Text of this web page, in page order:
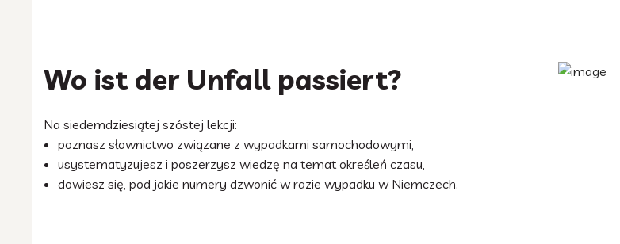
Wo ist der Unfall passiert?
Na siedemdziesiątej szóstej lekcji:
poznasz słownictwo związane z wypadkami samochodowymi,
usystematyzujesz i poszerzysz wiedzę na temat określeń czasu,
dowiesz się, pod jakie numery dzwonić w razie wypadku w Niemczech.